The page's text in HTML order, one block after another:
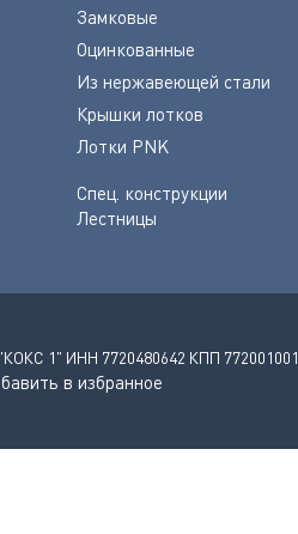
Замковые
Оцинкованные
Из нержавеющей стали
Крышки лотков
Лотки PNK
Спец. конструкции
Лестницы
1" ИНН 7720480642 КПП 772001001
в избранное